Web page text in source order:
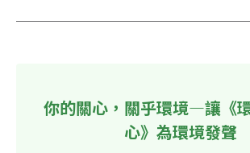
你的關心，關乎環境—讓《
心》為環境發聲